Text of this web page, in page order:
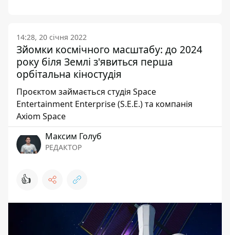
14:28, 20 січня 2022
Зйомки космічного масштабу: до 2024
року біля Землі з'явиться перша
орбітальна кіностудія
Проєктом займається студія Space
Entertainment Enterprise (S.E.E.) та компанія
Axiom Space
Максим Голуб
РЕДАКТОР
👍